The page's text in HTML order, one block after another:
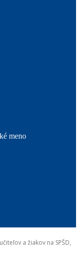
meno
a žiakov na SPŠD,